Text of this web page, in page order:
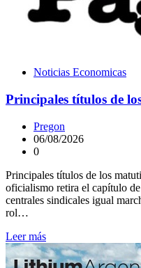
Noticias Economicas
Principales títulos de
Pregon
06/08/2026
0
Principales títulos de los
oficialismo retira el capítulo
centrales sindicales igual
rol…
Leer más